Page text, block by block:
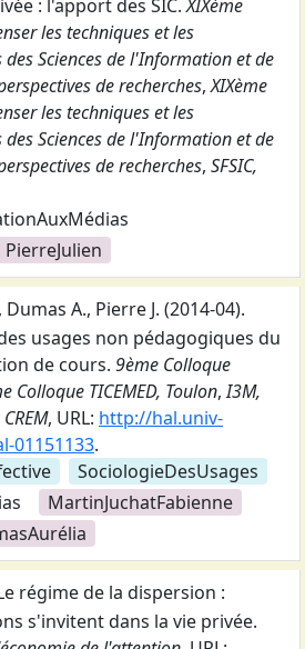
: l'apport des SIC.XIXème
les techniques et les
Sciences de l'Information et de
de recherches,XIXème
les techniques et les
Sciences de l'Information et de
de recherches, SFSIC,
PierreJulien
A., Pierre J. (2014-04).
usages non pédagogiques du
de cours. 9ème Colloque
Colloque TICEMED, Toulon,I3M,
, URL: http://hal.univ-
01151133.
SociologieDesUsages
MartinJuchatFabienne
régime de la dispersion :
s'invitent dans la vie privée.